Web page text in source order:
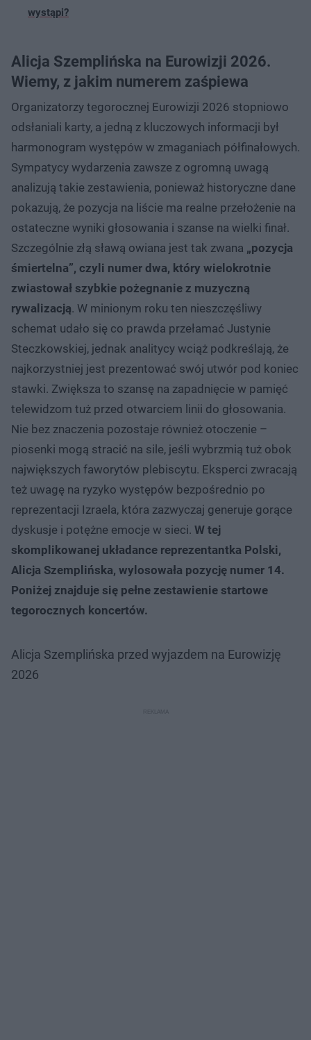
wystąpi?
Alicja Szemplińska na Eurowizji 2026.
Wiemy, z jakim numerem zaśpiewa
Organizatorzy tegorocznej Eurowizji 2026 stopniowo
odsłaniali karty, a jedną z kluczowych informacji był
harmonogram występów w zmaganiach półfinałowych.
Sympatycy wydarzenia zawsze z ogromną uwagą
analizują takie zestawienia, ponieważ historyczne dane
pokazują, że pozycja na liście ma realne przełożenie na
ostateczne wyniki głosowania i szanse na wielki finał.
Szczególnie złą sławą owiana jest tak zwana „pozycja
śmiertelna”, czyli numer dwa, który wielokrotnie
zwiastował szybkie pożegnanie z muzyczną
rywalizacją. W minionym roku ten nieszczęśliwy
schemat udało się co prawda przełamać Justynie
Steczkowskiej, jednak analitycy wciąż podkreślają, że
najkorzystniej jest prezentować swój utwór pod koniec
stawki. Zwiększa to szansę na zapadnięcie w pamięć
telewidzom tuż przed otwarciem linii do głosowania.
Nie bez znaczenia pozostaje również otoczenie –
piosenki mogą stracić na sile, jeśli wybrzmią tuż obok
największych faworytów plebiscytu. Eksperci zwracają
też uwagę na ryzyko występów bezpośrednio po
reprezentacji Izraela, która zazwyczaj generuje gorące
dyskusje i potężne emocje w sieci. W tej
skomplikowanej układance reprezentantka Polski,
Alicja Szemplińska, wylosowała pozycję numer 14.
Poniżej znajduje się pełne zestawienie startowe
tegorocznych koncertów.
Alicja Szemplińska przed wyjazdem na Eurowizję
2026